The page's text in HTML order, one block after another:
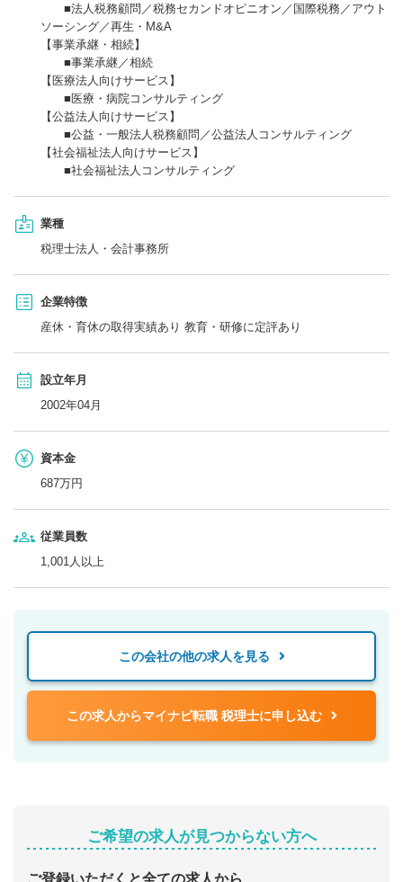
■法人税務顧問／税務セカンドオピニオン／国際税務／アウト
ソーシング／再生・M&A
【事業承継・相続】
■事業承継／相続
【医療法人向けサービス】
■医療・病院コンサルティング
【公益法人向けサービス】
■公益・一般法人税務顧問／公益法人コンサルティング
【社会福祉法人向けサービス】
■社会福祉法人コンサルティング
業種
税理士法人・会計事務所
企業特徴
産休・育休の取得実績あり 教育・研修に定評あり
設立年月
2002年04月
資本金
687万円
従業員数
1,001人以上
この会社の他の求人を見る
この求人からマイナビ転職 税理士に申し込む
ご希望の求人が見つからない方へ
ご登録いただくと全ての求人から